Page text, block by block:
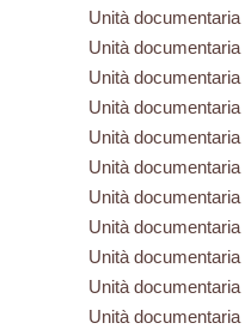
Unità documentaria
Unità documentaria
Unità documentaria
Unità documentaria
Unità documentaria
Unità documentaria
Unità documentaria
Unità documentaria
Unità documentaria
Unità documentaria
Unità documentaria